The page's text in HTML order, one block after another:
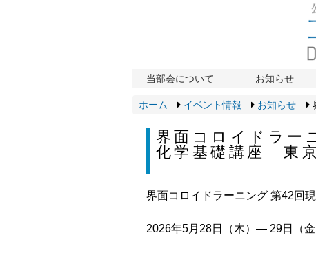
当部会について お知らせ
ホーム イベント情報 お知らせ
界面コロイドラー
化学基礎講座 東
界面コロイドラーニング 第42回
2026年5月28日（木）― 29日（金